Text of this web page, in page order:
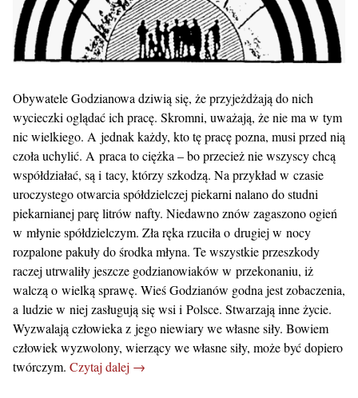
Obywatele Godzianowa dziwią się, że przyjeżdżają do nich
wycieczki oglądać ich pracę. Skromni, uważają, że nie ma w tym
nic wielkiego. A jednak każdy, kto tę pracę pozna, musi przed nią
czoła uchylić. A praca to ciężka – bo przecież nie wszyscy chcą
współdziałać, są i tacy, którzy szkodzą. Na przykład w czasie
uroczystego otwarcia spółdzielczej piekarni nalano do studni
piekarnianej parę litrów nafty. Niedawno znów zagaszono ogień
w młynie spółdzielczym. Zła ręka rzuciła o drugiej w nocy
rozpalone pakuły do środka młyna. Te wszystkie przeszkody
raczej utrwaliły jeszcze godzianowiaków w przekonaniu, iż
walczą o wielką sprawę. Wieś Godzianów godna jest zobaczenia,
a ludzie w niej zasługują się wsi i Polsce. Stwarzają inne życie.
Wyzwalają człowieka z jego niewiary we własne siły. Bowiem
człowiek wyzwolony, wierzący we własne siły, może być dopiero
twórczym. Czytaj dalej →